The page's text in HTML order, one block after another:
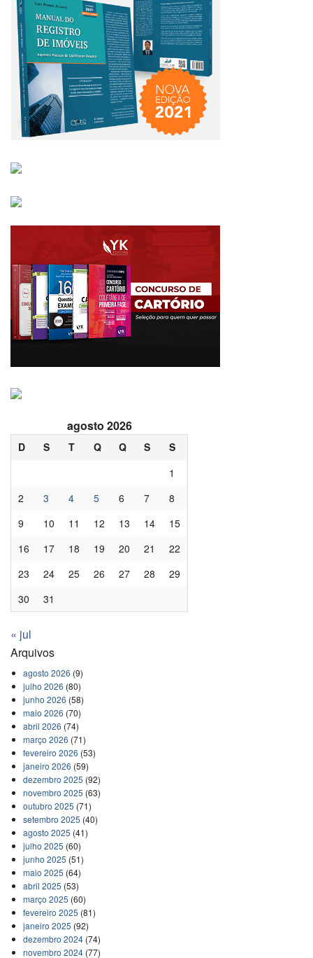
agosto 2026
D S T Q Q S
S
1
2
3 4 5 6 7
8
9
10 11 12 13 14
15
16
17 18 19 20 21
22
23
24 25 26 27 28
29
30
31
« jul
Arquivos
agosto 2026 (9)
julho 2026 (80)
junho 2026 (58)
maio 2026 (70)
abril 2026 (74)
março 2026 (71)
fevereiro 2026 (53)
janeiro 2026 (59)
dezembro 2025 (92)
novembro 2025 (63)
outubro 2025 (71)
setembro 2025 (40)
agosto 2025 (41)
julho 2025 (60)
junho 2025 (51)
maio 2025 (64)
abril 2025 (53)
março 2025 (60)
fevereiro 2025 (81)
janeiro 2025 (92)
dezembro 2024(74)
novembro 2024(77)